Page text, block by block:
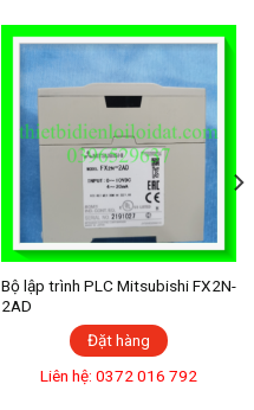
Bộ lập trình PLC Mitsubishi FX2N-
2AD
Đặt hàng
Liên hệ: 0372 016 792